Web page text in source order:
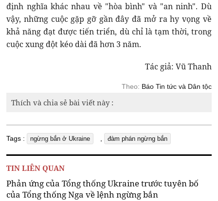
định nghĩa khác nhau về "hòa bình" và "an ninh". Dù
vậy, những cuộc gặp gỡ gần đây đã mở ra hy vọng về
khả năng đạt được tiến triển, dù chỉ là tạm thời, trong
cuộc xung đột kéo dài đã hơn 3 năm.
Tác giả: Vũ Thanh
Theo: Báo Tin tức và Dân tộc
Thích và chia sẻ bài viết này :
Tags : ngừng bắn ở Ukraine đàm phán ngừng bắn
TIN LIÊN QUAN
Phản ứng của Tổng thống Ukraine trước tuyên bố
của Tổng thống Nga về lệnh ngừng bắn